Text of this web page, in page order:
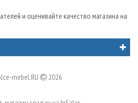
mebel.RU 2026